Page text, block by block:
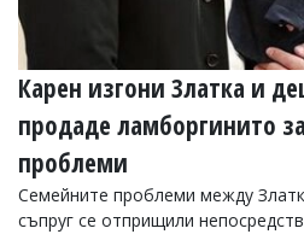
отговорност
за
тях!
Ако
откриете
обиден
за
вас
коментар,
моля
сигнализирайте
Карен изгони Златка и
продаде ламборгинито
проблеми
Семейните проблеми между
съпруг се отприщили